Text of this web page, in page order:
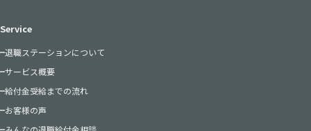
Service
退職ステーションについて
サービス概要
給付金受給までの流れ
お客様の声